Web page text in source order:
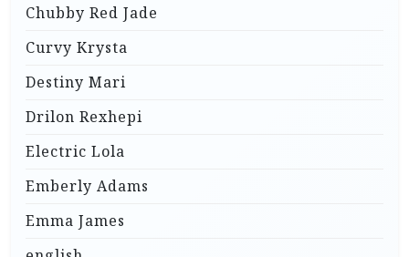
Chubby Red Jade
Curvy Krysta
Destiny Mari
Drilon Rexhepi
Electric Lola
Emberly Adams
Emma James